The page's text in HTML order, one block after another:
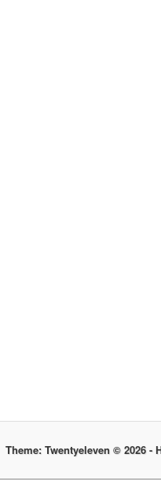
Theme: Twentyeleven © 2026 -